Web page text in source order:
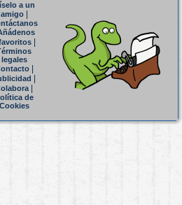
a un
amigo|
legales
|
|
de
Cookies